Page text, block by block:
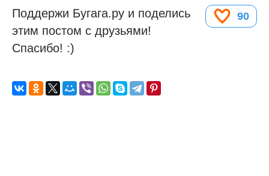
90
Поддержи Бугага.ру и поделись
этим постом с друзьями!
Спасибо! :)